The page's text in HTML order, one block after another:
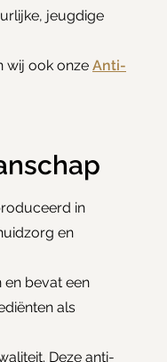
jeugdige
wij ook onze Anti-
in
en
en bevat een
als
Deze anti-